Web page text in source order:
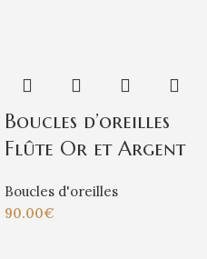
Boucles d’oreilles
Flûte Or et Argent
Boucles d'oreilles
90.00€